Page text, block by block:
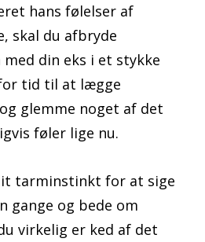
hans følelser af
skal du afbryde
din eks i et stykke
tid til at lægge
glemme noget af det
føler lige nu.
tarminstinkt for at sige
gange og bede om
virkelig er ked af det